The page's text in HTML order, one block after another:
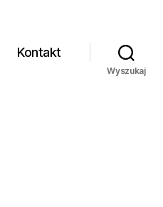
Kontakt
Wyszukaj